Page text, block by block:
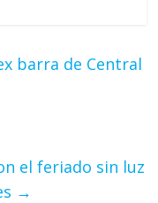
barra de Central
el feriado sin luz
→